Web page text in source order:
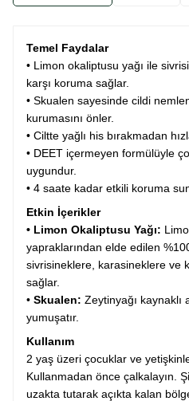
Temel Faydalar
• Limon okaliptusu yağı ile
karşı koruma sağlar.
• Skualen sayesinde cildi
kurumasını önler.
• Ciltte yağlı his bırakmadan
• DEET içermeyen formülüyle
uygundur.
• 4 saate kadar etkili koruma
Etkin İçerikler
• Limon Okaliptusu Yağı:
yapraklarından elde edilen
sivrisineklere, karasineklere ve
sağlar.
• Skualen: Zeytinyağı kaynaklı
yumuşatır.
Kullanım
2 yaş üzeri çocuklar ve
Kullanmadan önce çalkalayın.
uzakta tutarak açıkta kalan